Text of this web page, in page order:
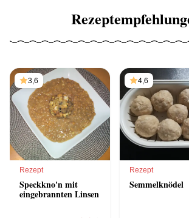
3,6
Rezept
Speckkno'n mit
eingebrannten Linsen
4,6
Rezept
Semmelknödel